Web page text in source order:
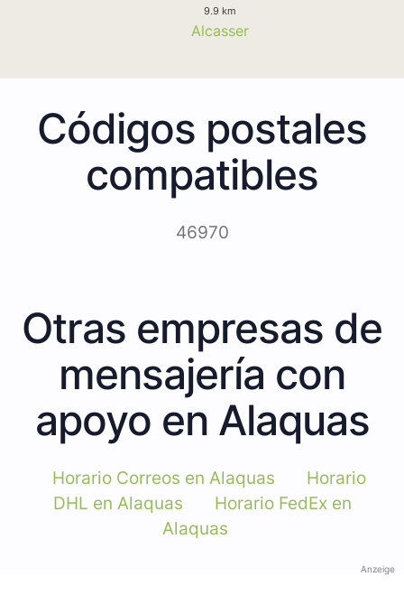
9.9 km
Alcasser
Códigos postales
compatibles
46970
Otras empresas de
mensajería con
apoyo en Alaquas
Horario Correos en Alaquas
Horario
DHL en Alaquas
Horario FedEx en
Alaquas
Anzeige